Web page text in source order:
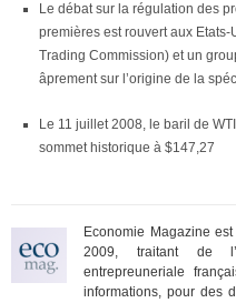
Le débat sur la régulation des
premières est rouvert aux
Trading Commission) et un
âprement sur l’origine de la
Le 11 juillet 2008, le baril de
sommet historique à $147,27
Economie Magazine
2009, traitant de
entrepreuneriale
informations, pour des